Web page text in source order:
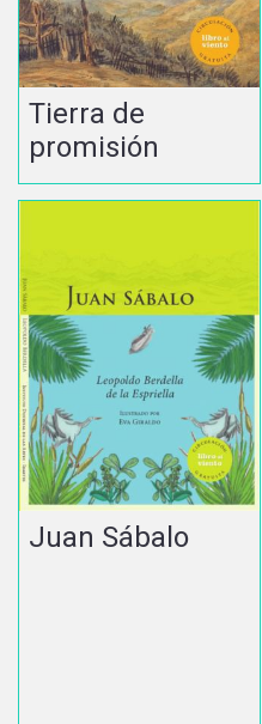
Tierra de
promisión
Juan Sábalo